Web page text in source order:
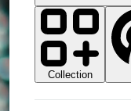
Collection